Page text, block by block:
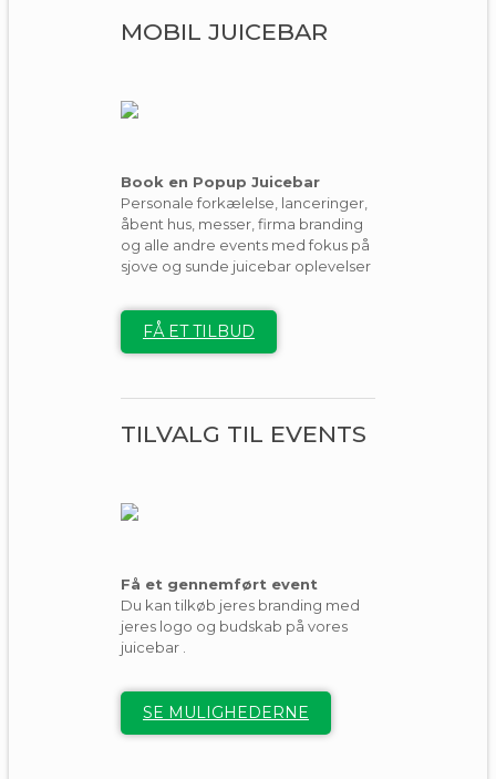
MOBIL JUICEBAR
Book en Popup Juicebar
Personale forkælelse, lanceringer,
åbent hus, messer, firma branding
og alle andre events med fokus på
sjove og sunde juicebar oplevelser
FÅ ET TILBUD
TILVALG TIL EVENTS
Få et gennemført event
Du kan tilkøb jeres branding med
jeres logo og budskab på vores
juicebar .
SE MULIGHEDERNE